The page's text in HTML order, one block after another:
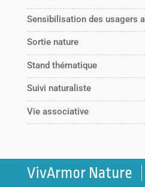
Sensibilisation des usagers
Sortie nature
Stand thématique
Suivi naturaliste
Vie associative
VivArmor Nature